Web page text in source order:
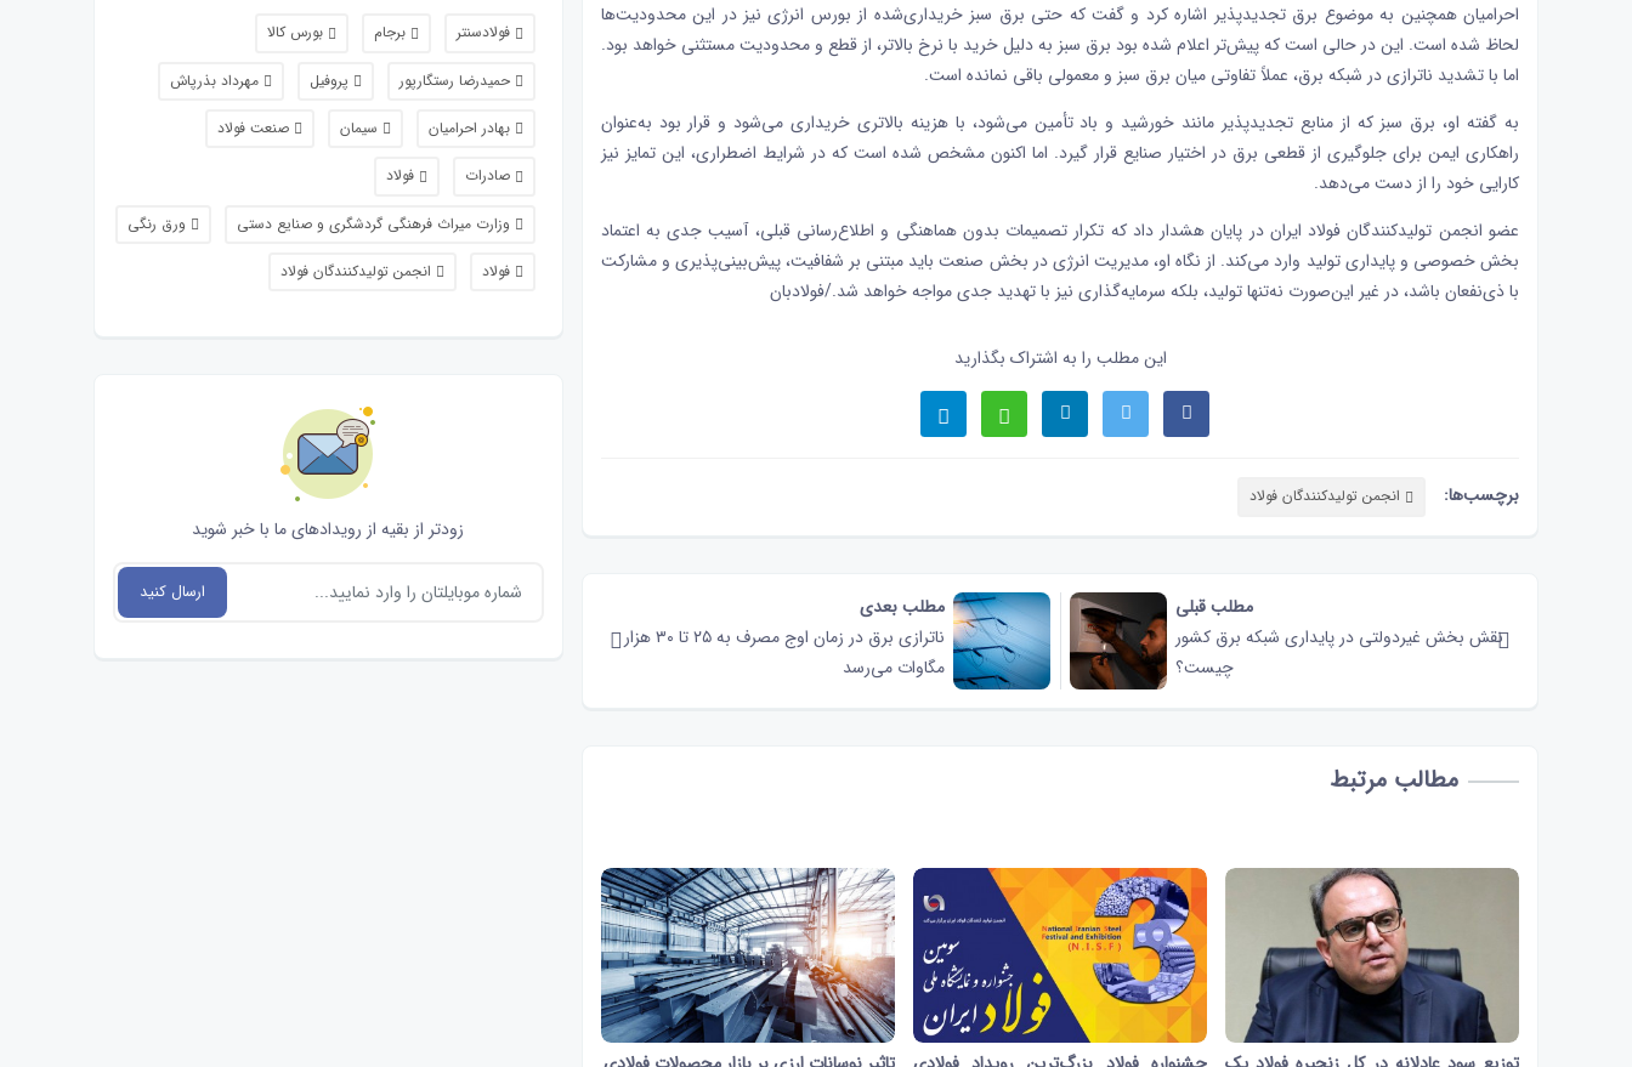
احرامیان همچنین به موضوع برق تجدیدپذیر اشاره کرد و گفت که حتی برق سبز خریداری‌شده از بورس انرژی نیز در این محدودیت‌ها
لحاظ شده است. این در حالی است که پیش‌تر اعلام شده بود برق سبز به دلیل خرید با نرخ بالاتر، از قطع و محدودیت مستثنی خواهد بود.
اما با تشدید ناترازی در شبکه برق، عملاً تفاوتی میان برق سبز و معمولی باقی نمانده است.
به گفته او، برق سبز که از منابع تجدیدپذیر مانند خورشید و باد تأمین می‌شود، با هزینه بالاتری خریداری می‌شود و قرار بود به‌عنوان
راهکاری ایمن برای جلوگیری از قطعی برق در اختیار صنایع قرار گیرد. اما اکنون مشخص شده است که در شرایط اضطراری، این تمایز نیز
کارایی خود را از دست می‌دهد.
عضو انجمن تولیدکنندگان فولاد ایران در پایان هشدار داد که تکرار تصمیمات بدون هماهنگی و اطلاع‌رسانی قبلی، آسیب جدی به اعتماد
بخش خصوصی و پایداری تولید وارد می‌کند. از نگاه او، مدیریت انرژی در بخش صنعت باید مبتنی بر شفافیت، پیش‌بینی‌پذیری و مشارکت
با ذی‌نفعان باشد، در غیر این‌صورت نه‌تنها تولید، بلکه سرمایه‌گذاری نیز با تهدید جدی مواجه خواهد شد./فولادبان
این مطلب را به اشتراک بگذارید
برچسب‌ها: انجمن تولیدکنندگان فولاد
مطلب قبلی
نقش‌ بخش غیردولتی در پایداری شبکه برق کشور
چیست؟
مطلب بعدی
ناترازی برق در زمان اوج مصرف به ۲۵ تا ۳۰ هزار
مگاوات می‌رسد
مطالب مرتبط
فولادسنتر برجام بورس کالا
حمیدرضا رستگارپور پروفیل مهرداد بذرپاش
بهادر احرامیان سیمان صنعت فولاد
صادرات فولاد
وزارت میراث فرهنگی گردشگری و صنایع دستی ورق رنگی
فولاد انجمن تولیدكنندگان فولاد
زودتر از بقیه از رویدادهای ما با خبر شوید
ارسال کنید